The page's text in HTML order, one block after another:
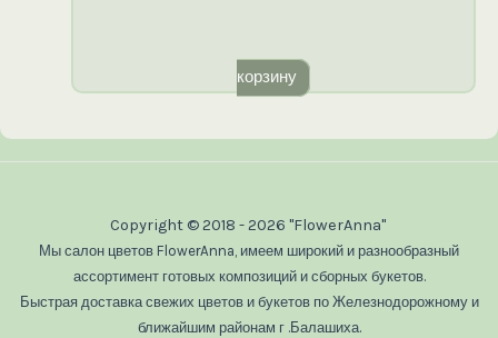
корзину
Copyright © 2018 - 2026 "FlowerAnna"
Мы салон цветов FlowerAnna, имеем широкий и разнообразный
ассортимент готовых композиций и сборных букетов.
Быстрая доставка свежих цветов и букетов по Железнодорожному и
ближайшим районам г .Балашиха.